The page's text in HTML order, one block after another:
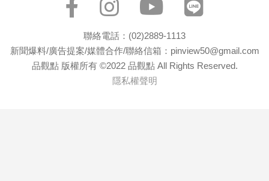
聯絡電話：(02)2889-1113
新聞爆料/廣告提案/媒體合作/聯絡信箱：pinview50@gmail.com
品觀點 版權所有 ©2022 品觀點 All Rights Reserved.
隱私權聲明